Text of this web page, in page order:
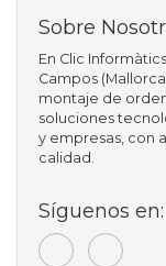
Sobre
En Clic
Campos
montaje de
soluciones
y empresas, con
calidad.
Síguenos en: